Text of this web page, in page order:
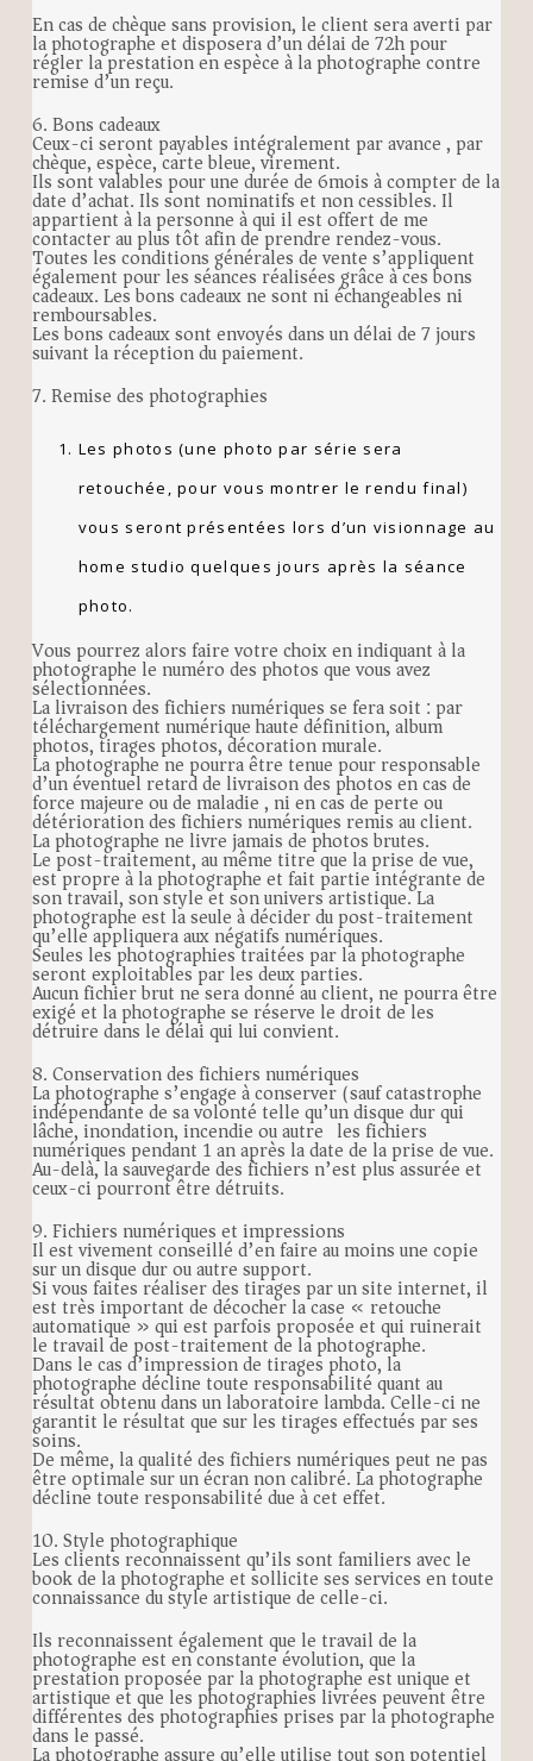
En cas de chèque sans provision, le client sera averti par
la photographe et disposera d’un délai de 72h pour
régler la prestation en espèce à la photographe contre
remise d’un reçu.
6. Bons cadeaux
Ceux-ci seront payables intégralement par avance , par
chèque, espèce, carte bleue, virement.
Ils sont valables pour une durée de 6mois à compter de la
date d’achat. Ils sont nominatifs et non cessibles. Il
appartient à la personne à qui il est offert de me
contacter au plus tôt afin de prendre rendez-vous.
Toutes les conditions générales de vente s’appliquent
également pour les séances réalisées grâce à ces bons
cadeaux. Les bons cadeaux ne sont ni échangeables ni
remboursables.
Les bons cadeaux sont envoyés dans un délai de 7 jours
suivant la réception du paiement.
7. Remise des photographies
Les photos (une photo par série sera
retouchée, pour vous montrer le rendu final)
vous seront présentées lors d’un visionnage au
home studio quelques jours après la séance
photo.
Vous pourrez alors faire votre choix en indiquant à la
photographe le numéro des photos que vous avez
sélectionnées.
La livraison des fichiers numériques se fera soit : par
téléchargement numérique haute définition, album
photos, tirages photos, décoration murale.
La photographe ne pourra être tenue pour responsable
d’un éventuel retard de livraison des photos en cas de
force majeure ou de maladie , ni en cas de perte ou
détérioration des fichiers numériques remis au client.
La photographe ne livre jamais de photos brutes.
Le post-traitement, au même titre que la prise de vue,
est propre à la photographe et fait partie intégrante de
son travail, son style et son univers artistique. La
photographe est la seule à décider du post-traitement
qu’elle appliquera aux négatifs numériques.
Seules les photographies traitées par la photographe
seront exploitables par les deux parties.
Aucun fichier brut ne sera donné au client, ne pourra être
exigé et la photographe se réserve le droit de les
détruire dans le délai qui lui convient.
8. Conservation des fichiers numériques
La photographe s’engage à conserver (sauf catastrophe
indépendante de sa volonté telle qu’un disque dur qui
lâche, inondation, incendie ou autre) les fichiers
numériques pendant 1 an après la date de la prise de vue.
Au-delà, la sauvegarde des fichiers n’est plus assurée et
ceux-ci pourront être détruits.
9. Fichiers numériques et impressions
Il est vivement conseillé d’en faire au moins une copie
sur un disque dur ou autre support.
Si vous faites réaliser des tirages par un site internet, il
est très important de décocher la case « retouche
automatique » qui est parfois proposée et qui ruinerait
le travail de post-traitement de la photographe.
Dans le cas d’impression de tirages photo, la
photographe décline toute responsabilité quant au
résultat obtenu dans un laboratoire lambda. Celle-ci ne
garantit le résultat que sur les tirages effectués par ses
soins.
De même, la qualité des fichiers numériques peut ne pas
être optimale sur un écran non calibré. La photographe
décline toute responsabilité due à cet effet.
10. Style photographique
Les clients reconnaissent qu’ils sont familiers avec le
book de la photographe et sollicite ses services en toute
connaissance du style artistique de celle-ci.
Ils reconnaissent également que le travail de la
photographe est en constante évolution, que la
prestation proposée par la photographe est unique et
artistique et que les photographies livrées peuvent être
différentes des photographies prises par la photographe
dans le passé.